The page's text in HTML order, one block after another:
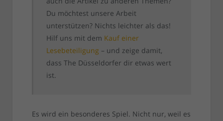
Du möchtest unsere Arbeit
unterstützen? Nichts leichter als das!
Hilf uns mit dem Kauf einer
Lesebeteiligung – und zeige damit,
dass The Düsseldorfer dir etwas wert
ist.
Es wird ein besonderes Spiel. Nicht nur, weil es